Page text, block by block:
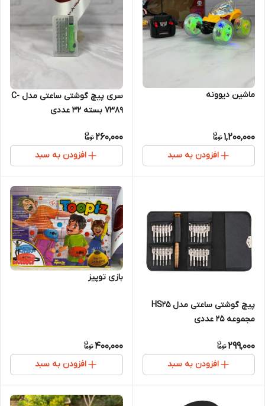
ماشین دیوونه
1,200,000
افزودن به سبد
سری پیچ گوشتی ساعتی مدل C-
7389 بسته 32 عددی
260,000
افزودن به سبد
پیچ گوشتی ساعتی مدل HS25
مجموعه 25 عددی
299,000
افزودن به سبد
بازی توپیز
400,000
افزودن به سبد